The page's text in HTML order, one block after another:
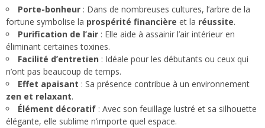
Porte-bonheur : Dans de nombreuses cultures, l’arbre de la
fortune symbolise la prospérité financière et la réussite.
Purification de l’air : Elle aide à assainir l’air intérieur en
éliminant certaines toxines.
Facilité d’entretien : Idéale pour les débutants ou ceux qui
n’ont pas beaucoup de temps.
Effet apaisant : Sa présence contribue à un environnement
zen et relaxant.
Élément décoratif : Avec son feuillage lustré et sa silhouette
élégante, elle sublime n’importe quel espace.